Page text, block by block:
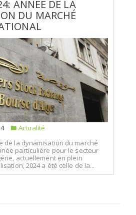
ANNÉE DE LA
DU MARCHÉ
Actualité
de la dynamisation du marché
particulière pour le secteur
actuellement en plein
2024 a été celle de la...